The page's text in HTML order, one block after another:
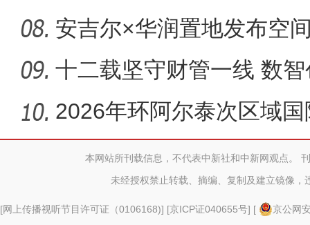
木齐举
安吉尔×华润置地发布空
心，
十二载坚守财管一线 数
增效
2026年环阿尔泰次区域
阿勒泰举
本网站所刊载信息，不代表中新社和中新网观点。
未经授权禁止转载、摘编、复制及建立镜像，
[网上传播视听节目许可证（0106168)] [京ICP证040655号] [
京公网